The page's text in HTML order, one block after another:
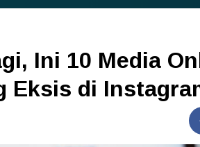
Ini 10 Media
Eksis di